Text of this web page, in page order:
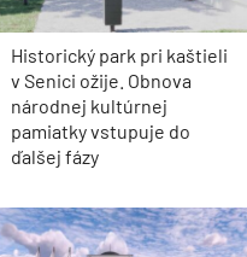
Historický park pri kaštieli
v Senici ožije. Obnova
národnej kultúrnej
pamiatky vstupuje do
ďalšej fázy